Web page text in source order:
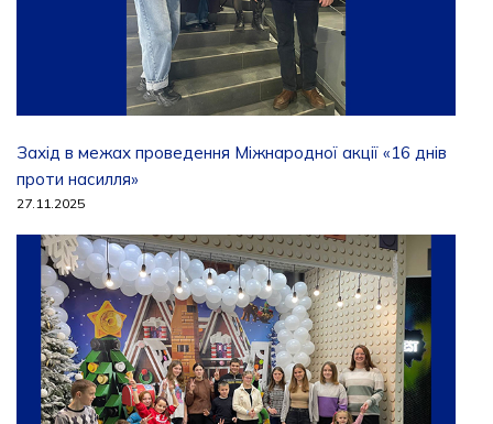
Захід в межах проведення Міжнародної акції «16 днів
проти насилля»
27.11.2025